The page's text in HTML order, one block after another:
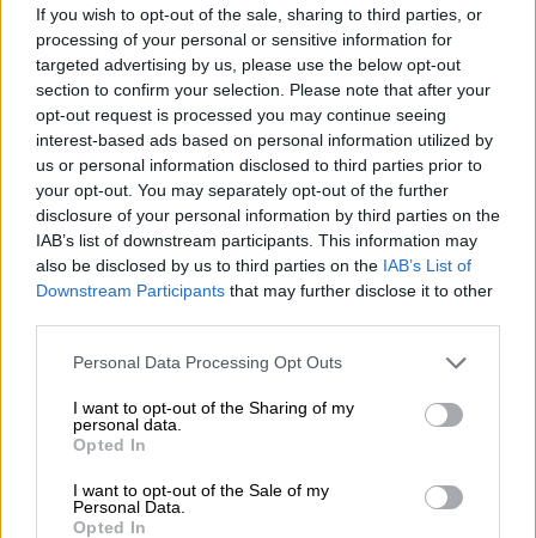
If you wish to opt-out of the sale, sharing to third parties, or
processing of your personal or sensitive information for
targeted advertising by us, please use the below opt-out
section to confirm your selection. Please note that after your
opt-out request is processed you may continue seeing
interest-based ads based on personal information utilized by
us or personal information disclosed to third parties prior to
your opt-out. You may separately opt-out of the further
disclosure of your personal information by third parties on the
IAB’s list of downstream participants. This information may
also be disclosed by us to third parties on the IAB’s List of
Downstream Participants that may further disclose it to other
Please note that this website/app uses one or more Google
not limited to your visit or usage behaviour. You may click to
grant or deny consent to Google and its third-party tags to
use your data for below specified purposes in below Google
consent section.
Personal Data Processing Opt Outs
I want to opt-out of the Sharing of my
personal data.
Opted In
I want to opt-out of the Sale of my
Personal Data.
Opted In
διαπραγμάτευση μιας συνολικήςσυμφωνίας
Σύμφωνα με πηγή που γνωρίζει τις
διαβουλεύσεις, ο αρχηγός του στρατού του
Πακιστάν, Αμίμ Μουνίρ είχε συνεχείς
επαφές καθ’ όλη τη διάρκεια της νύχτας με
τον αντιπρόεδρο των ΗΠΑ Ντι Βανς, τον
ειδικό απεσταλμένο Γούιτκοφ και τον
υπουργό Εξωτερικών του Ιράν.
Κόσμος|06.04.2026 07:42
Axios: Προσπάθειες για κατάπαυση
πυρός μεταξύ ΗΠΑ και Ιράν για 45
ημέρες - Τι συζητητούν οι δυο
πλευρές